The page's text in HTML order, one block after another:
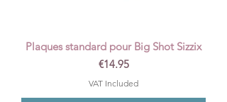
Plaques standard pour Big Shot Sizzix
Price
€14.95
VAT Included